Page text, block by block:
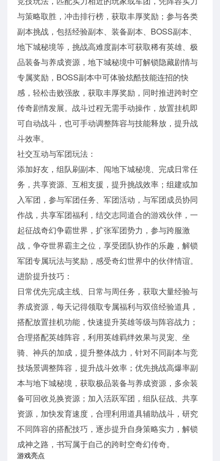
与策略取胜，冲击排行榜，获取丰厚奖励；参与各类
副本挑战，包括经验副本、装备副本、BOSS副本、
地下城秘境等，挑战高难度副本可获取稀有英雄、极
品装备与养成资源，地下城秘境中可解锁隐藏剧情与
专属奖励，BOSS副本中可体验炫酷技能连招的快
感，轻松击败强敌，获取丰厚奖励，同时推进跨时空
传奇剧情发展。战斗过程无需手动操作，放置挂机即
可自动战斗，也可手动调整阵容与技能释放，提升战
斗效率。
社交互动与军团玩法：
添加好友，组队刷副本、闯地下城秘境、完成日常任
务，共享资源、互相支援，提升挑战效率；组建或加
入军团，参与军团任务、军团活动，与军团成员协同
作战，共享军团福利，结交志同道合的游戏伙伴，一
起征战奇幻争霸世界，扩张军团势力，参与跨服激
战，争夺世界霸主之位，享受团队协作的乐趣，解锁
军团专属玩法与奖励，感受奇幻世界中的伙伴情谊。
进阶提升技巧：
日常优先完成主线、日常与周任务，获取大量经验与
养成资源，每天记得领取专属福利与双倍经验道具，
搭配放置挂机功能，快速提升英雄等级与阵容战力；
合理搭配英雄阵容，利用英雄羁绊效果与灵宠、坐
骑、神兵的加成，提升整体战力，针对不同副本与竞
技场景调整阵容，提升战斗效率；优先挑战高爆率副
本与地下城秘境，获取极品装备与养成资源，多余装
备可回收兑换资源；加入活跃军团，组队征战、共享
资源，加快发育速度，合理利用道具辅助战斗，研究
不同阵容的搭配技巧，逐步提升自身策略实力，解锁
成神之路，书写属于自己的跨时空奇幻传奇。
游戏亮点